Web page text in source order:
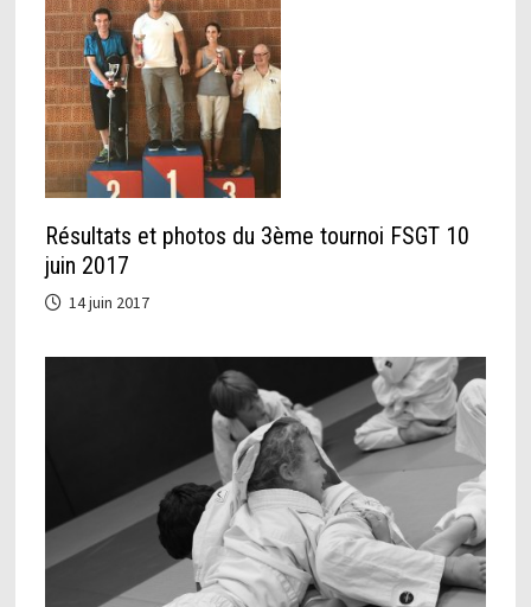
Résultats et photos du 3ème tournoi FSGT 10
juin 2017
14 juin 2017